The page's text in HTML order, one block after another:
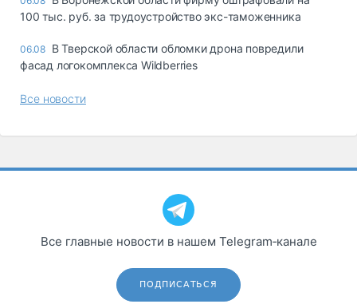
100 тыс. руб. за трудоустройство экс-таможенника
06.08 В Тверской области обломки дрона повредили
фасад логокомплекса Wildberries
Все новости
Все главные новости в нашем Telegram‑канале
ПОДПИСАТЬСЯ